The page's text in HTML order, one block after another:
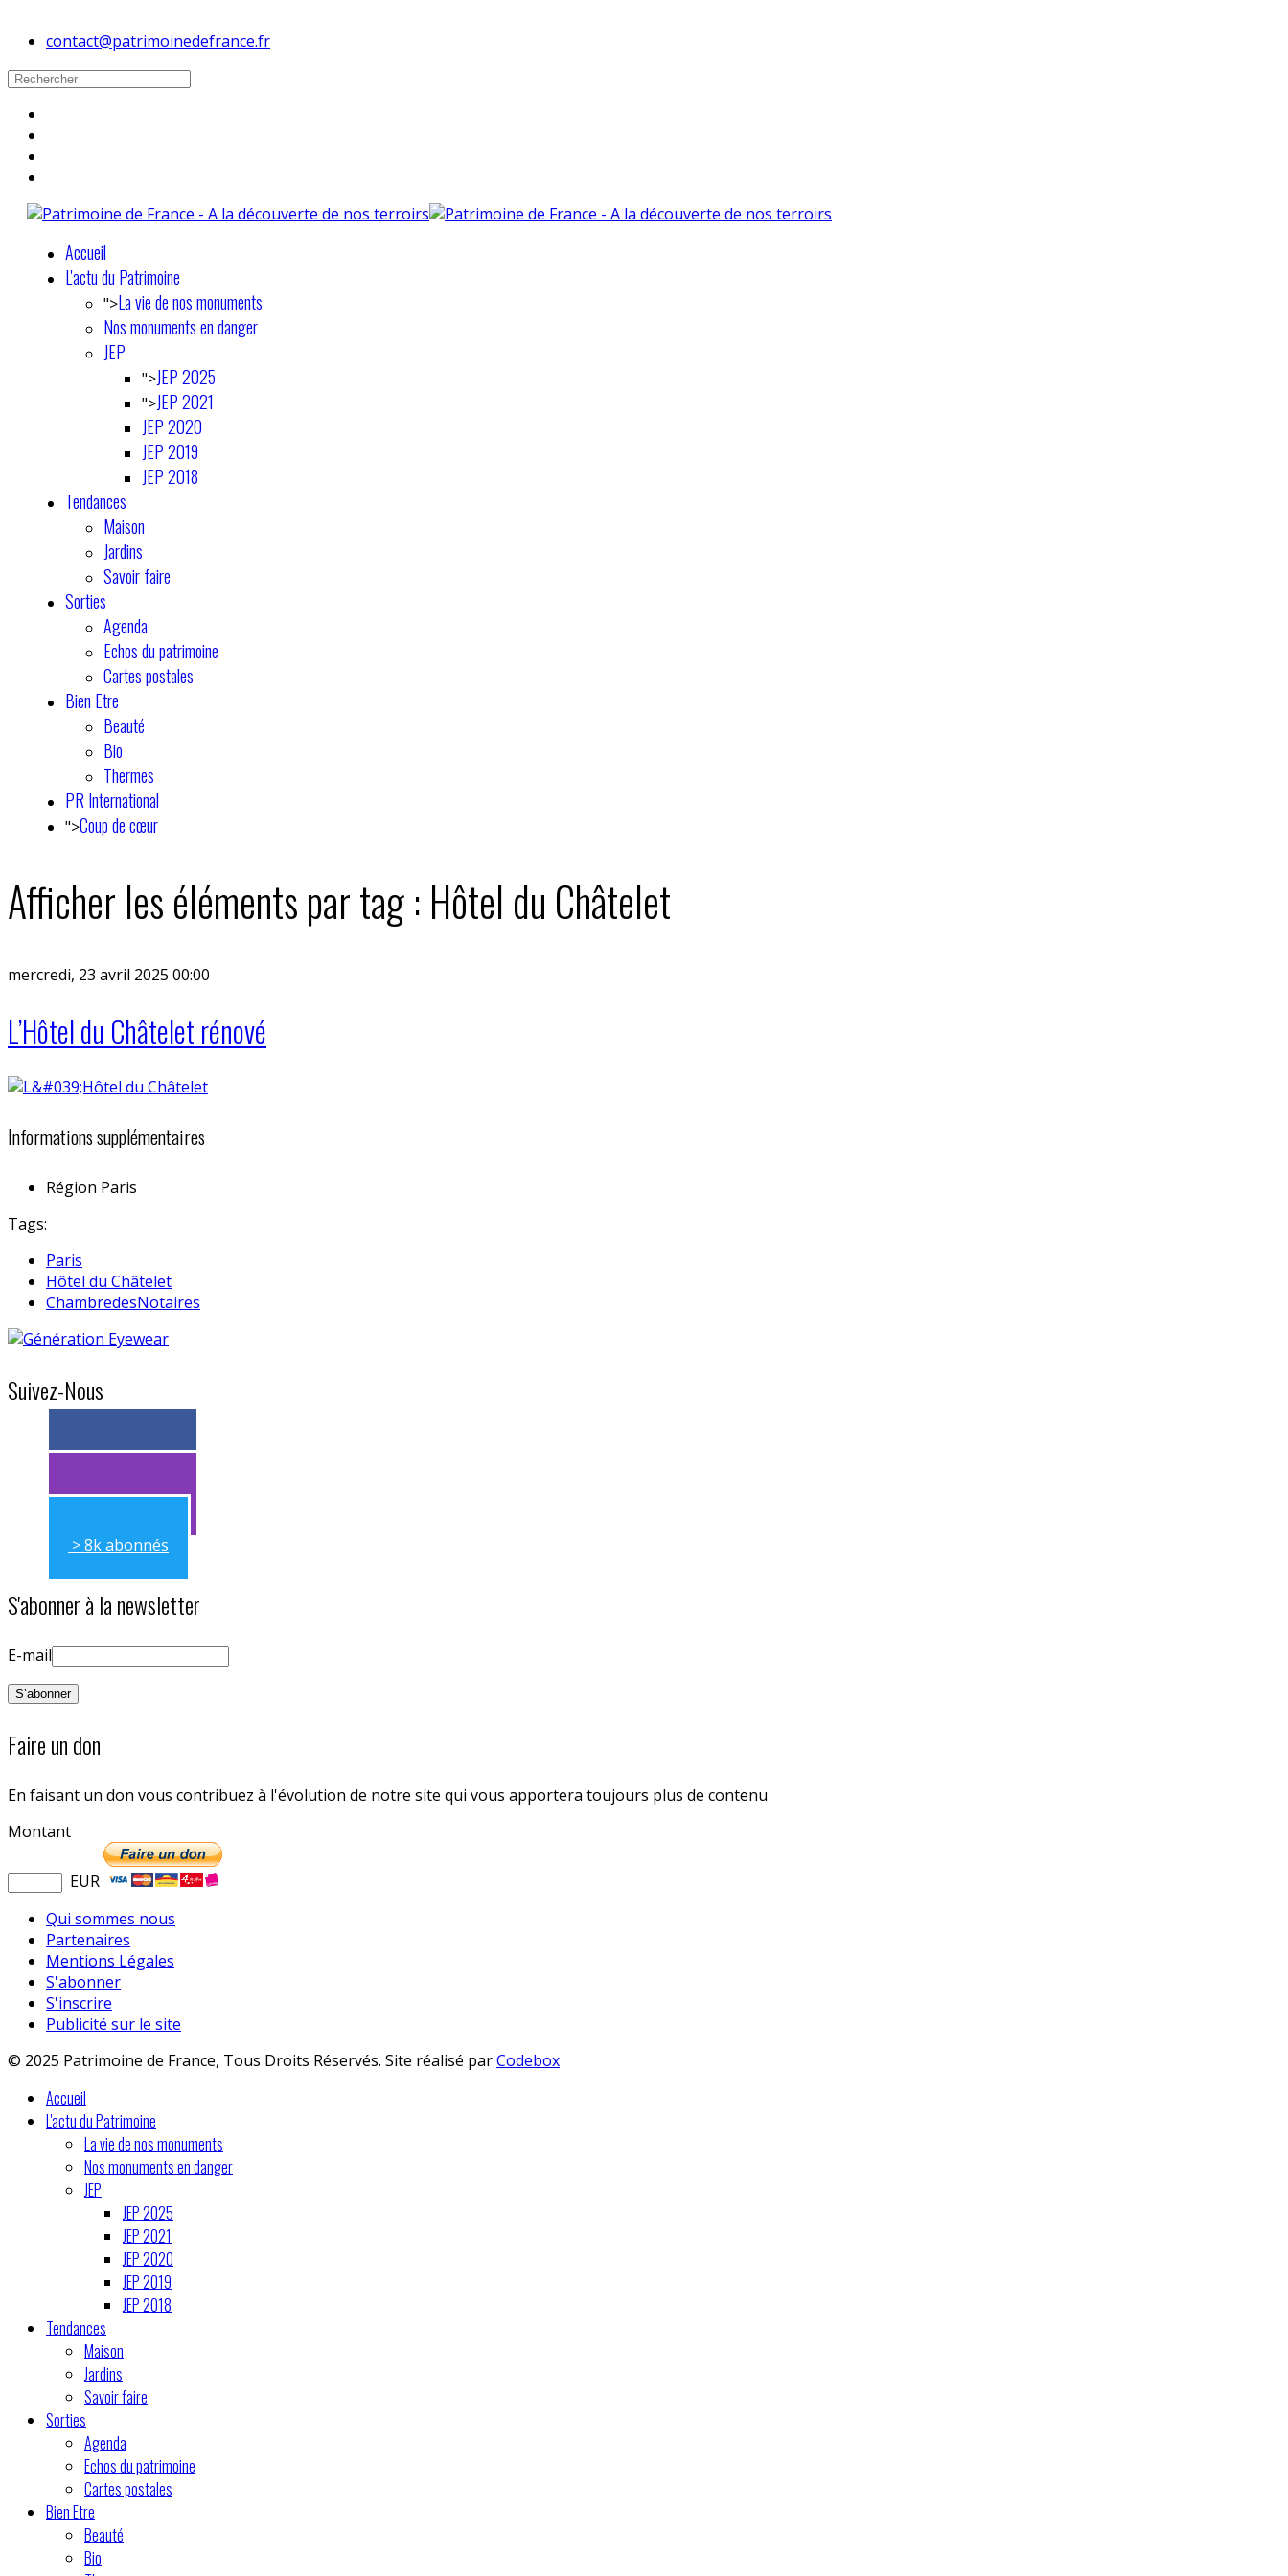
contact@patrimoinedefrance.fr
Accueil
L'actu du Patrimoine
">La vie de nos monuments
Nos monuments en danger
JEP
">JEP 2025
">JEP 2021
JEP 2020
JEP 2019
JEP 2018
Tendances
Maison
Jardins
Savoir faire
Sorties
Agenda
Echos du patrimoine
Cartes postales
Bien Etre
Beauté
Bio
Thermes
PR International
">Coup de cœur
Afficher les éléments par tag : Hôtel du Châtelet
mercredi, 23 avril 2025 00:00
L’Hôtel du Châtelet rénové
Informations supplémentaires
Région Paris
Tags:
Paris
Hôtel du Châtelet
ChambredesNotaires
Suivez-Nous
> 11k abonnés
> 11k abonnés
> 8k abonnés
S'abonner à la newsletter
E-mail
Faire un don
En faisant un don vous contribuez à l'évolution de notre site qui vous apportera toujours plus de contenu
Montant
EUR
Qui sommes nous
Partenaires
Mentions Légales
S'abonner
S'inscrire
Publicité sur le site
© 2025 Patrimoine de France, Tous Droits Réservés. Site réalisé parCodebox
Accueil
L'actu du Patrimoine
La vie de nos monuments
Nos monuments en danger
JEP
JEP 2025
JEP 2021
JEP 2020
JEP 2019
JEP 2018
Tendances
Maison
Jardins
Savoir faire
Sorties
Agenda
Echos du patrimoine
Cartes postales
Bien Etre
Beauté
Bio